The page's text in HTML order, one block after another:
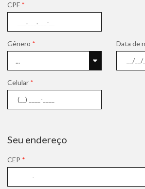
CPF *
Gênero * Data de
Celular *
Seu endereço
CEP *